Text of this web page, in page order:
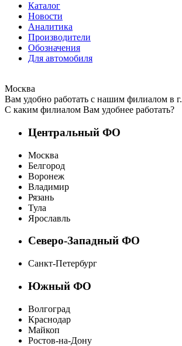
Каталог
Новости
Аналитика
Производители
Обозначения
Для автомобиля
Москва
Вам удобно работать с нашим филиалом в г.
С каким филиалом Вам удобнее работать?
Центральный ФО
Москва
Белгород
Воронеж
Владимир
Рязань
Тула
Ярославль
Северо-Западный ФО
Санкт-Петербург
Южный ФО
Волгоград
Краснодар
Майкоп
Ростов-на-Дону